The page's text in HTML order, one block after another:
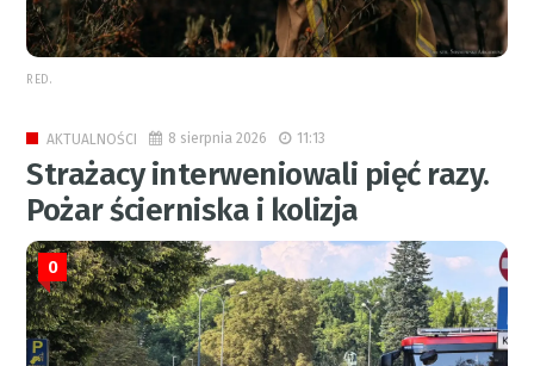
RED.
AKTUALNOŚCI 8 sierpnia 2026 11:13
Strażacy interweniowali pięć razy.
Pożar ścierniska i kolizja
0